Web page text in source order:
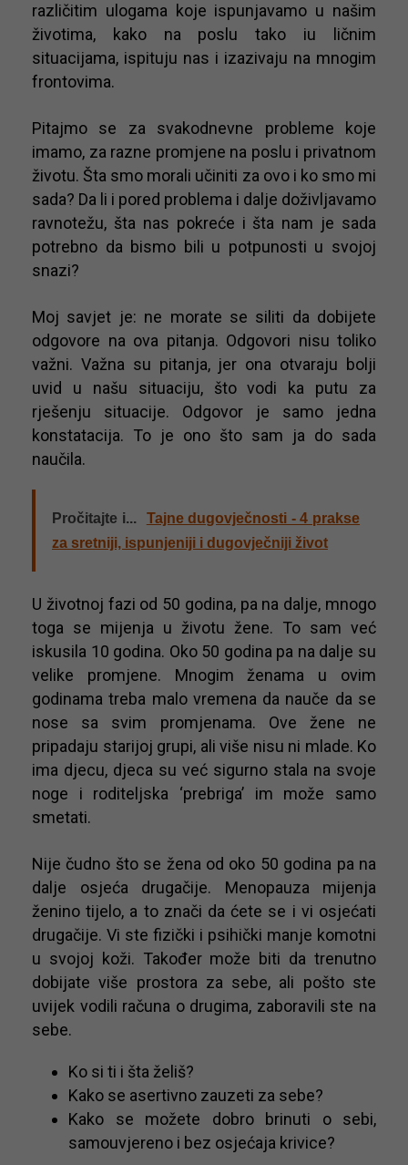
različitim ulogama koje ispunjavamo u našim
životima, kako na poslu tako iu ličnim
situacijama, ispituju nas i izazivaju na mnogim
frontovima.
Pitajmo se za svakodnevne probleme koje
imamo, za razne promjene na poslu i privatnom
životu. Šta smo morali učiniti za ovo i ko smo mi
sada? Da li i pored problema i dalje doživljavamo
ravnotežu, šta nas pokreće i šta nam je sada
potrebno da bismo bili u potpunosti u svojoj
snazi?
Moj savjet je: ne morate se siliti da dobijete
odgovore na ova pitanja. Odgovori nisu toliko
važni. Važna su pitanja, jer ona otvaraju bolji
uvid u našu situaciju, što vodi ka putu za
rješenju situacije. Odgovor je samo jedna
konstatacija. To je ono što sam ja do sada
naučila.
Pročitajte i...
Tajne dugovječnosti - 4 prakse
za sretniji, ispunjeniji i dugovječniji život
U životnoj fazi od 50 godina, pa na dalje, mnogo
toga se mijenja u životu žene. To sam već
iskusila 10 godina. Oko 50 godina pa na dalje su
velike promjene. Mnogim ženama u ovim
godinama treba malo vremena da nauče da se
nose sa svim promjenama. Ove žene ne
pripadaju starijoj grupi, ali više nisu ni mlade. Ko
ima djecu, djeca su već sigurno stala na svoje
noge i roditeljska ‘prebriga’ im može samo
smetati.
Nije čudno što se žena od oko 50 godina pa na
dalje osjeća drugačije. Menopauza mijenja
ženino tijelo, a to znači da ćete se i vi osjećati
drugačije. Vi ste fizički i psihički manje komotni
u svojoj koži. Također može biti da trenutno
dobijate više prostora za sebe, ali pošto ste
uvijek vodili računa o drugima, zaboravili ste na
sebe.
Ko si ti i šta želiš?
Kako se asertivno zauzeti za sebe?
Kako se možete dobro brinuti o sebi,
samouvjereno i bez osjećaja krivice?